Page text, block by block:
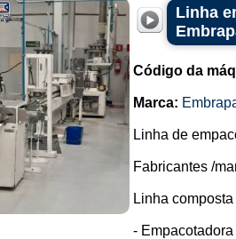
Linha
Código da
Marca:
Linha de
Fabricantes /
Linha
-